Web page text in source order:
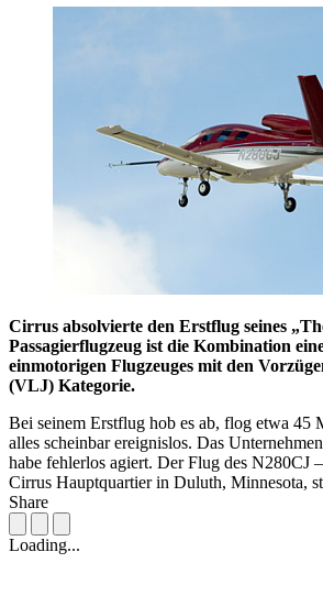
Cirrus absolvierte den Erstflug seines
Passagierflugzeug ist die Kombination
einmotorigen Flugzeuges mit den
(VLJ) Kategorie.
Bei seinem Erstflug hob es ab, flog etwa 45
alles scheinbar ereignislos. Das
habe fehlerlos agiert. Der Flug des N280CJ
Cirrus Hauptquartier in Duluth, Minnesota,
Share
Loading...